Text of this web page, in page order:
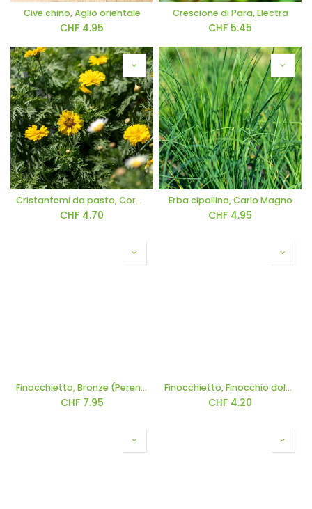
Cive chino, Aglio orientale
CHF 4.95
Crescione di Para, Electra
CHF 5.45
Cristantemi da pasto, Corona gialla (un anno)
CHF 4.70
Erba cipollina, Carlo Magno
CHF 4.95
Finocchietto, Bronze (Perenne)
CHF 7.95
Finocchietto, Finocchio dolce (uno o più anni)
CHF 4.20